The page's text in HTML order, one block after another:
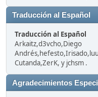
Traducción al Español
Traducción al Español
Arkaitz,d3vcho,Diego
Cutanda,ZerK, y jchsm .
Agradecimientos